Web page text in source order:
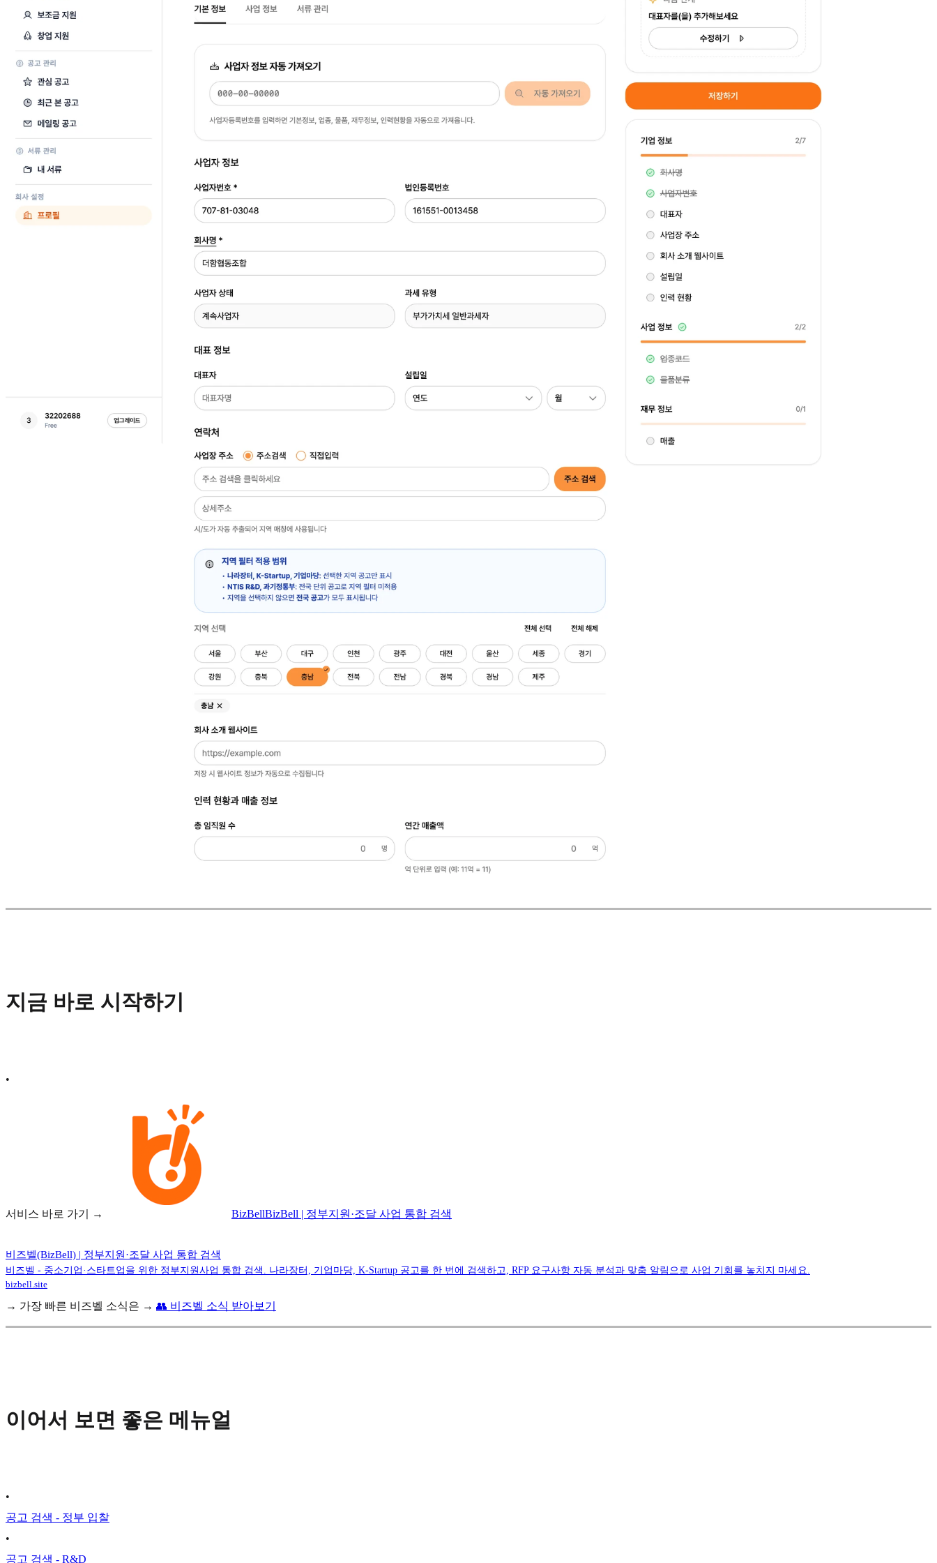
지금 바로 시작하기
•
서비스 바로 가기 → BizBellBizBell | 정부지원·조달 사업 통합 검색
비즈벨(BizBell) | 정부지원·조달 사업 통합 검색
비즈벨 - 중소기업·스타트업을 위한 정부지원사업 통합 검색. 나라장터, 기업마당, K-Startup 공고를 한 번에 검색하고, RFP 요구사항 자동 분석과 맞춤 알림으로 사업 기회를 놓치지 마세요.
bizbell.site
→ 가장 빠른 비즈벨 소식은 → 👥 비즈벨 소식 받아보기
이어서 보면 좋은 메뉴얼
•
공고 검색 - 정부 입찰
•
공고 검색 - R&D